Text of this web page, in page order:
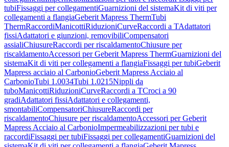
tubiFissaggi per collegamentiGuarnizioni del sistemaKit di viti per
collegamenti a flangiaGeberit Mapress ThermTubi
ThermRaccordiManicottiRiduzioniCurveRaccordi a TAdattatori
fissiAdattatori e giunzioni, removibiliCompensatori
assialiChiusureRaccordi per riscaldamentoChiusure per
riscaldamentoAccessori per Geberit Mapress ThermGuarnizioni del
sistemaKit di viti per collegamenti a flangiaFissaggi per tubiGeberit
Mapress acciaio al CarbonioGeberit Mapress Acciaio al
CarbonioTubi 1.0034Tubi 1.0215Nippli da
tuboManicottiRiduzioniCurveRaccordi a TCroci a 90
gradiAdattatori fissiAdattatori e collegamenti,
smontabiliCompensatoriChiusureRaccordi per
riscaldamentoChiusure per riscaldamentoAccessori per Geberit
Mapress Acciaio al CarbonioImpermeabilizzazioni per tubi e
raccordiFissaggi per tubiFissaggi per collegamentiGuarnizioni del